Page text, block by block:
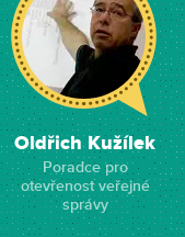
Oldřich Kužílek
Poradce pro
otevřenost veřejné
správy